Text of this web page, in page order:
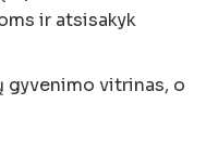
ir atsisakyk
gyvenimo vitrinas, o